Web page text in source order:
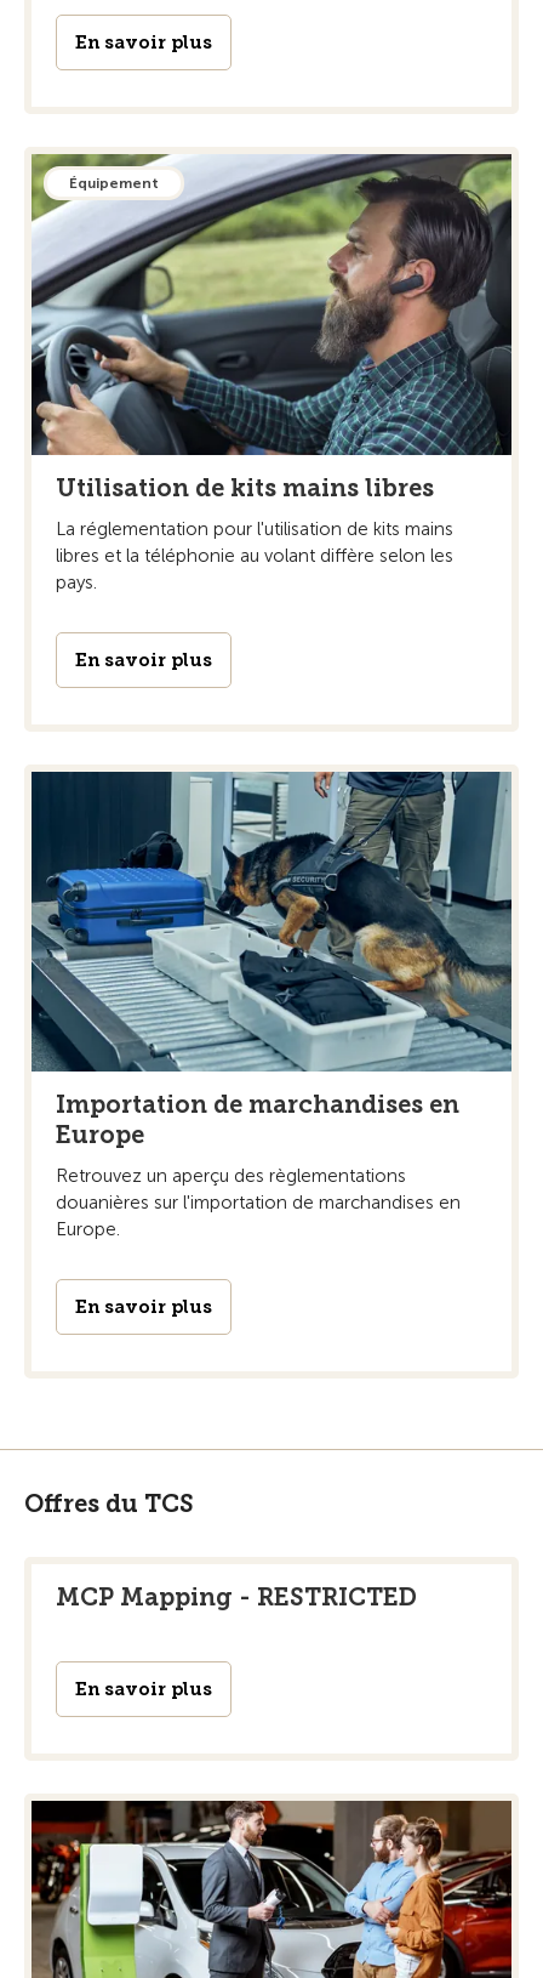
En savoir plus
Équipement
Utilisation de kits mains libres
La réglementation pour l'utilisation de kits mains
libres et la téléphonie au volant diffère selon les
pays.
En savoir plus
Importation de marchandises en
Europe
Retrouvez un aperçu des règlementations
douanières sur l'importation de marchandises en
Europe.
En savoir plus
Offres du TCS
MCP Mapping - RESTRICTED
En savoir plus